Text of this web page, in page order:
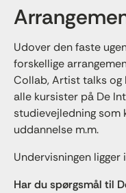
Udover den faste
forskellige
Collab, Artist talks og
alle kursister på De
studievejledning som
uddannelse m.m.
Undervisningen ligger
Har du spørgsmål til